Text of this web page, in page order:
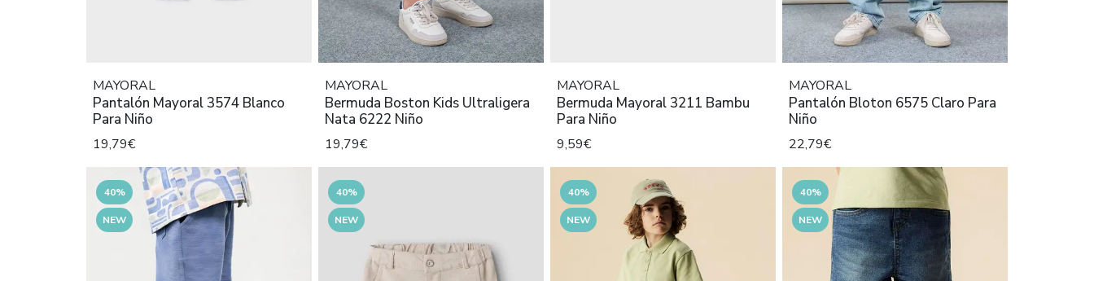
MAYORAL
Pantalón Mayoral 3574 Blanco
Para Niño
19,79€
MAYORAL
Bermuda Boston Kids Ultraligera
Nata 6222 Niño
19,79€
MAYORAL
Bermuda Mayoral 3211 Bambu
Para Niño
9,59€
MAYORAL
Pantalón Bloton 6575 Claro Para
Niño
22,79€
40%
NEW
40%
NEW
40%
NEW
40%
NEW